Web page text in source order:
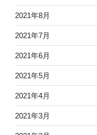
2021年8月
2021年7月
2021年6月
2021年5月
2021年4月
2021年3月